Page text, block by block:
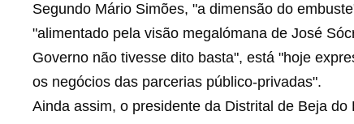
Segundo Mário Simões, "a dimensão do
"alimentado pela visão megalómana de José
Governo não tivesse dito basta", está "hoje
os negócios das parcerias público-privadas".
Ainda assim, o presidente da Distrital de Beja